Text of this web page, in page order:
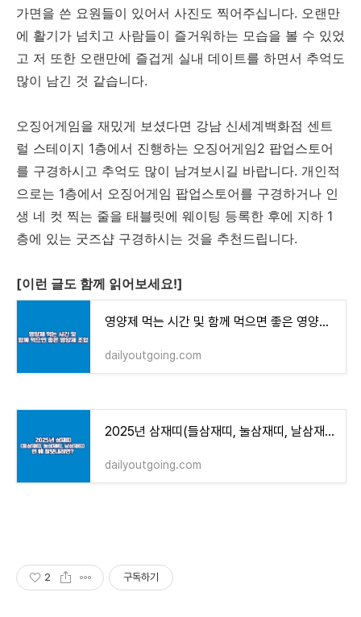
가면을 쓴 요원들이 있어서 사진도 찍어주십니다. 오랜만
에 활기가 넘치고 사람들이 즐거워하는 모습을 볼 수 있었
고 저 또한 오랜만에 즐겁게 실내 데이트를 하면서 추억도
많이 남긴 것 같습니다.
오징어게임을 재밌게 보셨다면 강남 신세계백화점 센트
럴 스테이지 1층에서 진행하는 오징어게임2 팝업스토어
를 구경하시고 추억도 많이 남겨보시길 바랍니다. 개인적
으로는 1층에서 오징어게임 팝업스토어를 구경하거나 인
생 네 컷 찍는 줄을 태블릿에 웨이팅 등록한 후에 지하 1
층에 있는 굿즈샵 구경하시는 것을 추천드립니다.
[이런 글도 함께 읽어보세요!]
영양제 먹는 시간 및 함께 먹으면 좋은 영양제 조합
dailyoutgoing.com
2025년 삼재띠(들삼재띠, 눌삼재띠, 날삼재띠) 한 해 잘 보내려면?
dailyoutgoing.com
2 구독하기